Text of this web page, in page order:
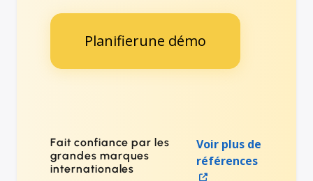
Planifierune démo
Fait confiance par les
grandes marques
internationales
Voir plus de
références